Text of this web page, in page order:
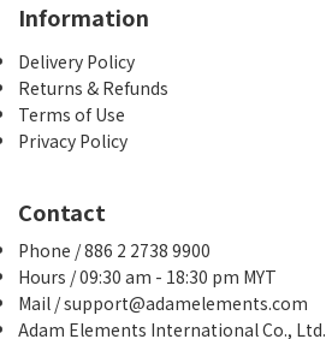
Information
Delivery Policy
Returns & Refunds
Terms of Use
Privacy Policy
Contact
Phone / 886 2 2738 9900
Hours / 09:30 am - 18:30 pm MYT
Mail / support@adamelements.com
Adam Elements International Co., Ltd.